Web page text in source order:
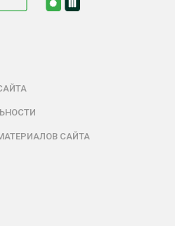
САЙТА